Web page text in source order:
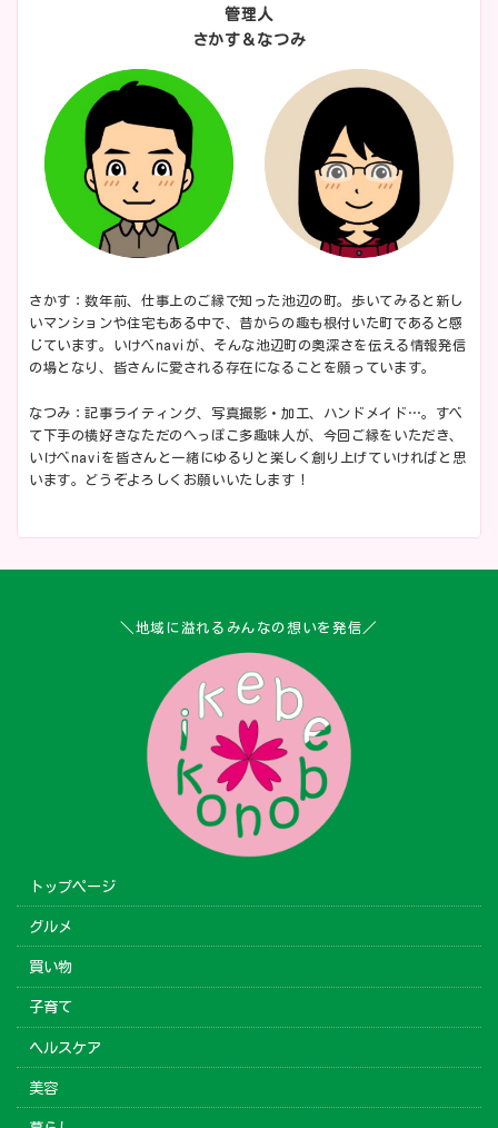
管理人
さかす＆なつみ
さかす：数年前、仕事上のご縁で知った池辺の町。歩いてみると新し
いマンションや住宅もある中で、昔からの趣も根付いた町であると感
じています。いけべnaviが、そんな池辺町の奥深さを伝える情報発信
の場となり、皆さんに愛される存在になることを願っています。
なつみ：記事ライティング、写真撮影・加工、ハンドメイド…。すべ
て下手の横好きなただのへっぽこ多趣味人が、今回ご縁をいただき、
いけべnaviを皆さんと一緒にゆるりと楽しく創り上げていければと思
います。どうぞよろしくお願いいたします！
＼地域に溢れるみんなの想いを発信／
トップページ
グルメ
買い物
子育て
ヘルスケア
美容